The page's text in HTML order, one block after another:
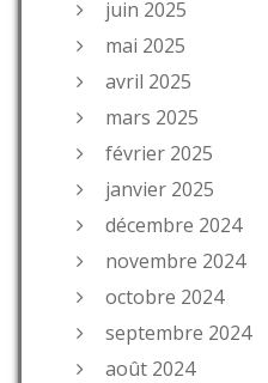
juin 2025
mai 2025
avril 2025
mars 2025
février 2025
janvier 2025
décembre 2024
novembre 2024
octobre 2024
septembre 2024
août 2024